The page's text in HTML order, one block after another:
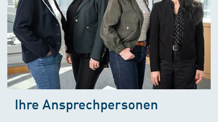
Ihre Ansprechpersonen